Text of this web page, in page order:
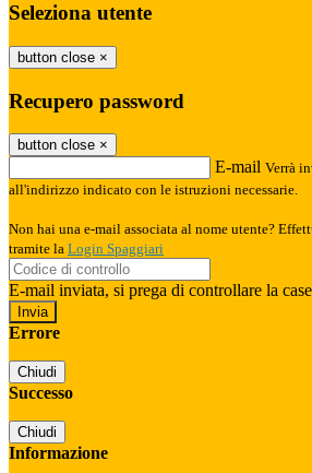
Seleziona utente
button close ×
Recupero password
button close ×
E-mail Verrà
all'indirizzo indicato con le istruzioni necessarie.
Non hai una e-mail associata al nome utente?
tramite la Login Spaggiari
E-mail inviata, si prega di controllare la
Errore
Chiudi
Successo
Chiudi
Informazione